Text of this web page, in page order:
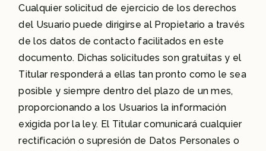
Cualquier solicitud de ejercicio de los derechos
del Usuario puede dirigirse al Propietario a través
de los datos de contacto facilitados en este
documento. Dichas solicitudes son gratuitas y el
Titular responderá a ellas tan pronto como le sea
posible y siempre dentro del plazo de un mes,
proporcionando a los Usuarios la información
exigida por la ley. El Titular comunicará cualquier
rectificación o supresión de Datos Personales o